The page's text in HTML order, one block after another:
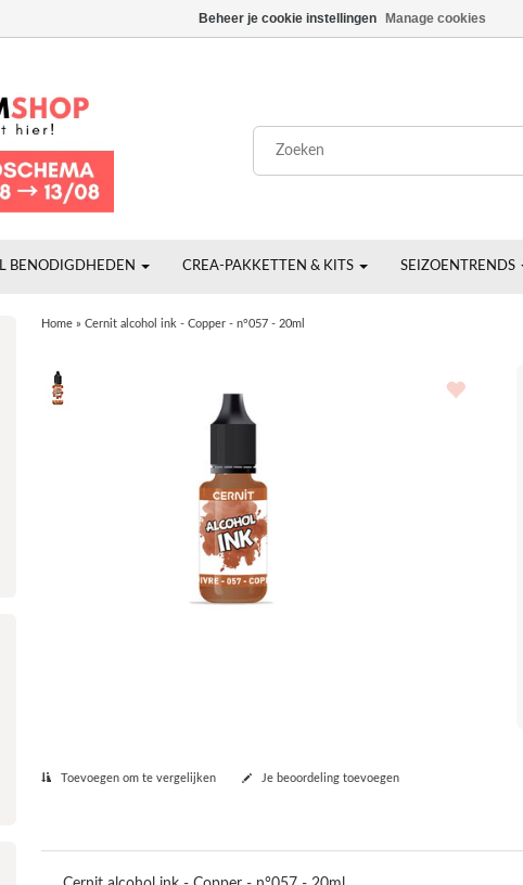
BENODIGDHEDEN CREA-PAKKETTEN & KITS SEIZOENTRENDS
Home» Cernit alcohol ink - Copper - n°057 - 20ml
Toevoegen om te vergelijken Je beoordeling toevoegen
Beheer je cookie instellingen Manage cookies